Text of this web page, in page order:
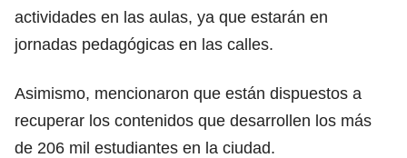
actividades en las aulas, ya que estarán en
jornadas pedagógicas en las calles.
Asimismo, mencionaron que están dispuestos a
recuperar los contenidos que desarrollen los más
de 206 mil estudiantes en la ciudad.